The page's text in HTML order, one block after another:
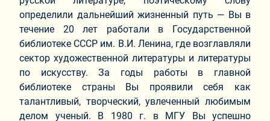
определили дальнейший жизненный путь — Вы в
течение 20 лет работали в Государственной
библиотеке СССР им. В.И. Ленина, где возглавляли
сектор художественной литературы и литературы
по искусству. За годы работы в главной
библиотеке страны Вы проявили себя как
талантливый, творческий, увлеченный любимым
делом ученый. В 1980 г. в МГУ Вы успешно